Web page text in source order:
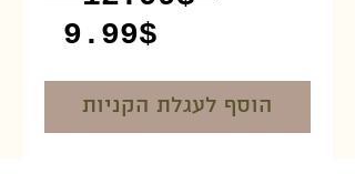
‏9.99 ‏$
Price
הוסף לעגלת הקניות